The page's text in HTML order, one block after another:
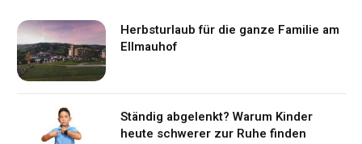
Herbsturlaub für die ganze Familie am
Ellmauhof
Ständig abgelenkt? Warum Kinder
heute schwerer zur Ruhe finden